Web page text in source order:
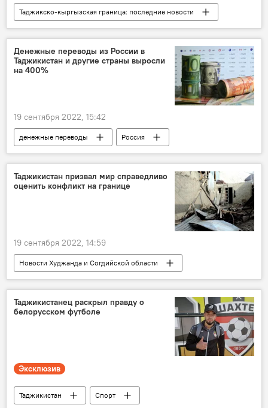
Таджикско-кыргызская граница: последние новости
ОДКБ
Кыргызстан
Таджикистан
Денежные переводы из России в
Таджикистан и другие страны выросли
на 400%
19 сентября 2022, 15:42
денежные переводы
Россия
Таджикистан
СНГ
финансы
Новости мигрантов из Центральной Азии в России
Таджикистан призвал мир справедливо
оценить конфликт на границе
19 сентября 2022, 14:59
Новости Худжанда и Согдийской области
Таджикистан
конфликт
Таджикско-кыргызская граница: последние новости
Таджикистанец раскрыл правду о
белорусском футболе
Эксклюзив
Таджикистан
Спорт